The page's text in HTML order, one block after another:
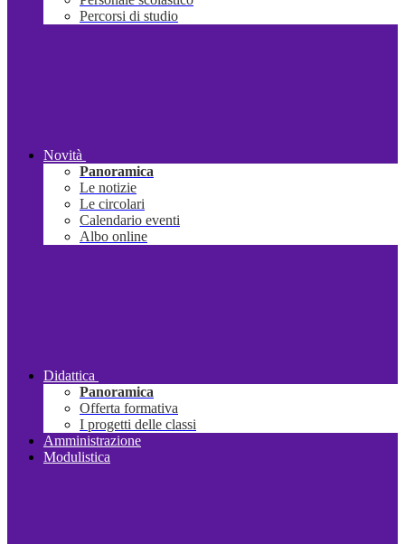
Percorsi di studio
Novità
Panoramica
Le notizie
Le circolari
Calendario eventi
Albo online
Didattica
Panoramica
Offerta formativa
I progetti delle classi
Amministrazione
Modulistica